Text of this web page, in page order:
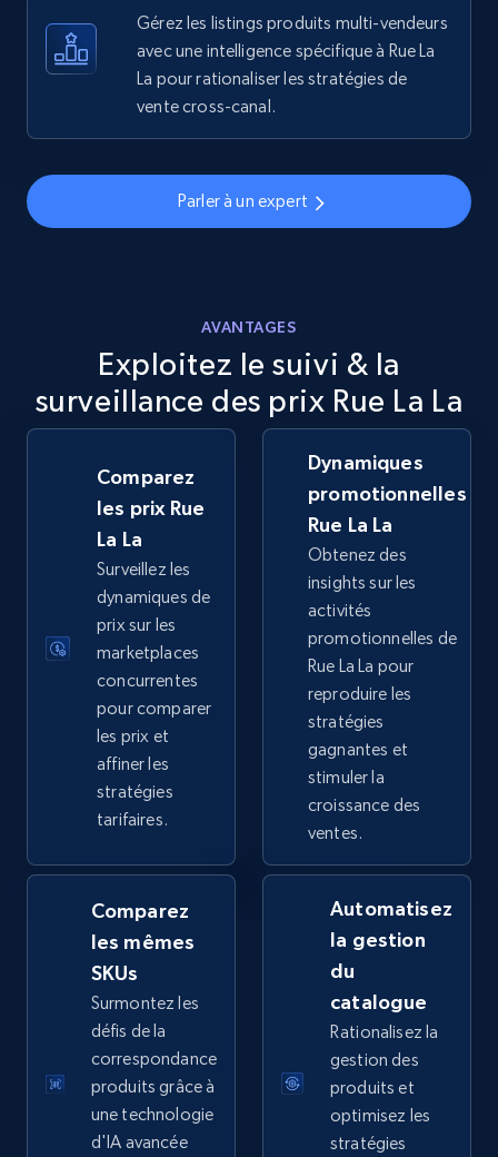
more.
5.6K+ 875+ Commencer
5.6K+ 875+ Commencer
TikTok Shop
URL, Title, Available, Description, Currency, Initial
price, Final price, Discount percent, and more.
5.4K+ 668+ Commencer
URL, Title, Available, Description, Currency, Initial
price, Final price, Discount percent, and more.
5.4K+ Commencer
TikTok Shop - Collect TikTok shop products
by keywords search
URL, Title, Available, Description, Currency, Initial
price, Final price, Discount percent, and more.
Commencer
Gérez les listings produits multi-vendeurs
avec une intelligence spécifique à Rue La
La pour rationaliser les stratégies de
vente cross-canal.
Parler à un expert
AVANTAGES
Exploitez le suivi & la
surveillance des prix Rue La La
Comparez
les prix Rue
La La
Surveillez les
dynamiques de
prix sur les
marketplaces
concurrentes
pour comparer
les prix et
affiner les
stratégies
tarifaires.
Dynamiques
promotionnelles
Rue La La
Obtenez des
insights sur les
activités
promotionnelles de
Rue La La pour
reproduire les
stratégies
gagnantes et
stimuler la
croissance des
ventes.
Comparez
les mêmes
SKUs
Surmontez les
défis de la
correspondance
produits grâce à
une technologie
d'IA avancée
Automatisez
la gestion
du
catalogue
Rationalisez la
gestion des
produits et
optimisez les
stratégies